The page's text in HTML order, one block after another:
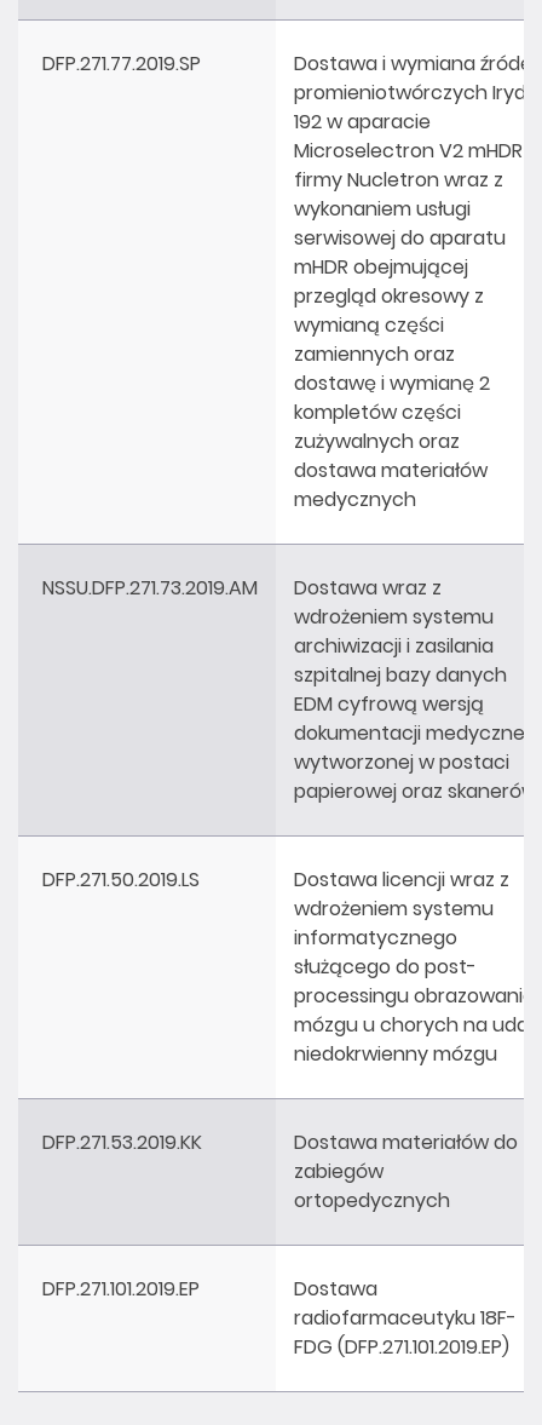
DFP.271.77.2019.SP
Dostawa i wymiana źródeł
promieniotwórczych Iryd-
192 w aparacie
Microselectron V2 mHDR
firmy Nucletron wraz z
wykonaniem usługi
serwisowej do aparatu
mHDR obejmującej
przegląd okresowy z
wymianą części
zamiennych oraz
dostawę i wymianę 2
kompletów części
zużywalnych oraz
dostawa materiałów
medycznych
NSSU.DFP.271.73.2019.AM
Dostawa wraz z
wdrożeniem systemu
archiwizacji i zasilania
szpitalnej bazy danych
EDM cyfrową wersją
dokumentacji medycznej
wytworzonej w postaci
papierowej oraz skanerów
DFP.271.50.2019.LS
Dostawa licencji wraz z
wdrożeniem systemu
informatycznego
służącego do post-
processingu obrazowania
mózgu u chorych na udar
niedokrwienny mózgu
DFP.271.53.2019.KK
Dostawa materiałów do
zabiegów
ortopedycznych
DFP.271.101.2019.EP
Dostawa
radiofarmaceutyku 18F-
FDG (DFP.271.101.2019.EP)